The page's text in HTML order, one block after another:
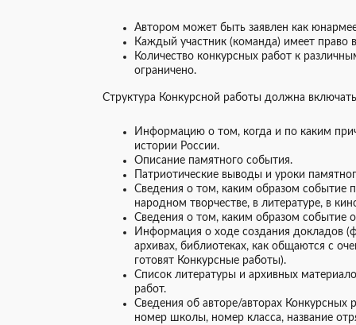
Автором может быть заявлен как
Каждый участник (команда) имеет право
Количество конкурсных работ к
ограничено.
Структура Конкурсной работы должна
Информацию о том, когда и по каким
истории России.
Описание памятного события.
Патриотические выводы и уроки
Сведения о том, каким образом событие
народном творчестве, в литературе, в
Сведения о том, каким образом событие
Информация о ходе создания докладов
архивах, библиотеках, как общаются с
готовят Конкурсные работы).
Список литературы и архивных
работ.
Сведения об авторе/авторах Конкурсных
номер школы, номер класса, название